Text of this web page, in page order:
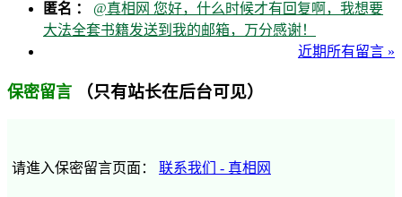
匿名 ： @真相网 您好，什么时候才有回复啊，我想要
大法全套书籍发送到我的邮箱，万分感谢！
近期所有留言 »
保密留言 （只有站长在后台可见）
请進入保密留言页面： 联系我们 - 真相网